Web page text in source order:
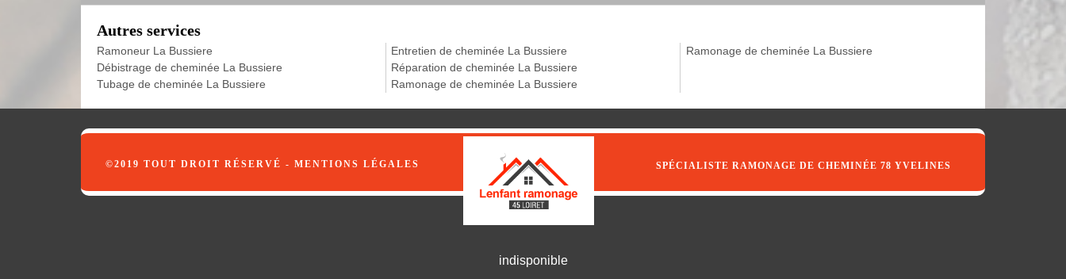
Autres services
Ramoneur La Bussiere
Débistrage de cheminée La Bussiere
Tubage de cheminée La Bussiere
Entretien de cheminée La Bussiere
Réparation de cheminée La Bussiere
Ramonage de cheminée La Bussiere
Ramonage de cheminée La Bussiere
©2019 TOUT DROIT RÉSERVÉ - MENTIONS LÉGALES SPÉCIALISTE RAMONAGE DE CHEMINÉE 78 YVELINES
indisponible